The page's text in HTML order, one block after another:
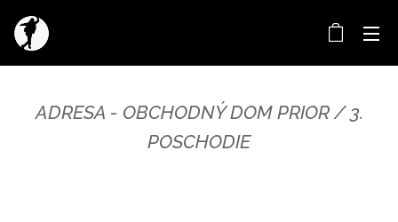
ADRESA - OBCHODNÝ DOM PRIOR / 3.
POSCHODIE